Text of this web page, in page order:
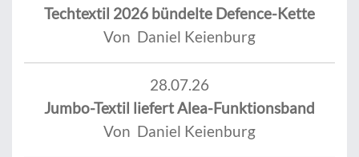
Techtextil 2026 bündelte Defence-Kette
Von Daniel Keienburg
28.07.26
Jumbo-Textil liefert Alea-Funktionsband
Von Daniel Keienburg